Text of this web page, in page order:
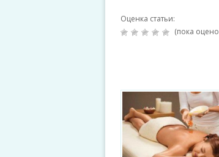
Оценка статьи:
(пока